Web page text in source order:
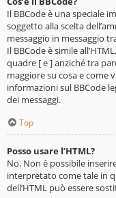
Il BBCode è una speciale
soggetto alla scelta
messaggio in messaggio
Il BBCode è simile
quadre [ e ] anziché tra
maggiore su cosa e come
informazioni sul BBCode
dei messaggi.
Top
Posso usare l’HTML?
No. Non è possibile
interpretato come tale in
dell’HTML può essere